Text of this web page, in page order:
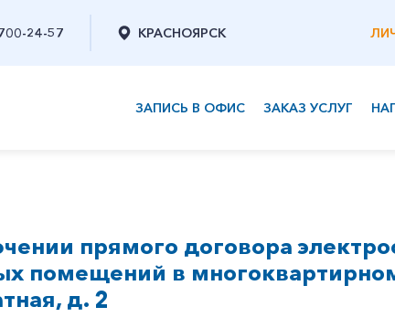
24-57
звонок
КРАСНОЯРСК
ЗАПИСЬ В ОФИС ЗАКАЗ УСЛУГ
прямого договора
помещений в
д. 2